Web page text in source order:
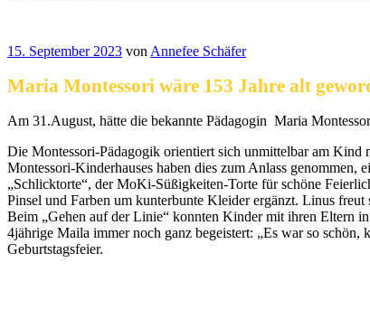
Veröffentlicht
15. September 2023 von Annefee Schäfer
Maria Montessori wäre 153 Jahre alt
Am 31.August, hätte die bekannte Pädagogin Maria
Die Montessori-Pädagogik orientiert sich unmittelbar am Kind
Montessori-Kinderhauses haben dies zum Anlass
„Schlicktorte“, der MoKi-Süßigkeiten-Torte für schöne
Pinsel und Farben um kunterbunte Kleider ergänzt. Linus
Beim „Gehen auf der Linie“ konnten Kinder mit ihren Eltern
4jährige Maila immer noch ganz begeistert: „Es war so
Geburtstagsfeier.